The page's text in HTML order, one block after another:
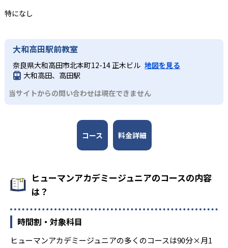
日本全国47都道府県に2,000以上の教室を展開し、27,000
れ、仲間と切磋琢磨できる環境を提供している。
もは実験や制作活動などを楽しみながら、学びを深めてい
り、探究力と表現力を磨くことができる。
が中心であり、短期間でのスキル定着には家庭での復習や
用、毎月の授業料や材料費などが発生することもあるた
め、費用負担の点も留意が必要である。
特になし
大和高田駅前教室
奈良県大和高田市北本町12-14 正木ビル 地図を見る
大和高田、高田駅
当サイトからの問い合わせは現在できません
コース 料金詳細
ヒューマンアカデミージュニアのコースの内容
は？
時間割・対象科目
ヒューマンアカデミージュニアの多くのコースは90分×月1